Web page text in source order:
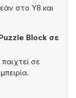
στο Y8 και
Block σε
σε